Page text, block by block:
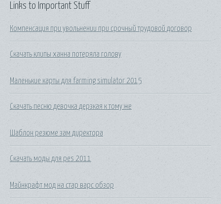
Links to Important Stuff
Компенсация при увольнении при срочный трудовой договор
Скачать клипы ханна потеряла голову
Маленькие карты для farming simulator 2015
Скачать песню девочка дерзкая к тому же
Шаблон резюме зам директора
Скачать моды для pes 2011
Майнкрафт мод на стар варс обзор